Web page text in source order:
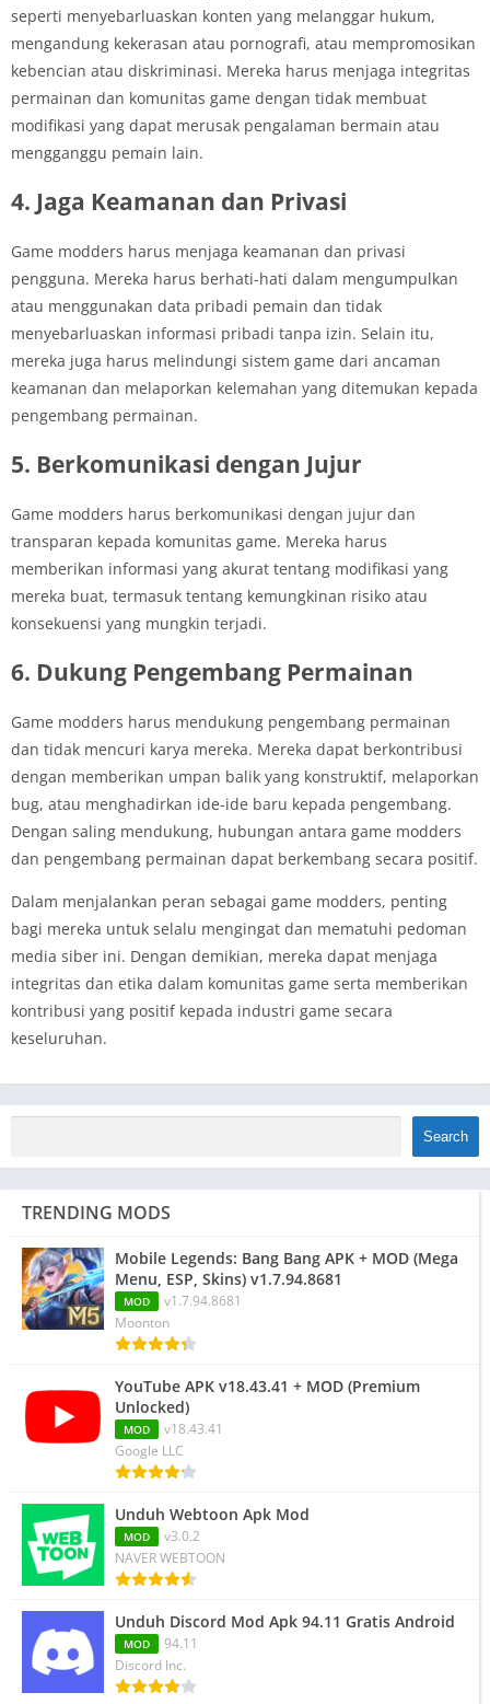
seperti menyebarluaskan konten yang melanggar hukum,
mengandung kekerasan atau pornografi, atau mempromosikan
kebencian atau diskriminasi. Mereka harus menjaga integritas
permainan dan komunitas game dengan tidak membuat
modifikasi yang dapat merusak pengalaman bermain atau
mengganggu pemain lain.
4. Jaga Keamanan dan Privasi
Game modders harus menjaga keamanan dan privasi
pengguna. Mereka harus berhati-hati dalam mengumpulkan
atau menggunakan data pribadi pemain dan tidak
menyebarluaskan informasi pribadi tanpa izin. Selain itu,
mereka juga harus melindungi sistem game dari ancaman
keamanan dan melaporkan kelemahan yang ditemukan kepada
pengembang permainan.
5. Berkomunikasi dengan Jujur
Game modders harus berkomunikasi dengan jujur dan
transparan kepada komunitas game. Mereka harus
memberikan informasi yang akurat tentang modifikasi yang
mereka buat, termasuk tentang kemungkinan risiko atau
konsekuensi yang mungkin terjadi.
6. Dukung Pengembang Permainan
Game modders harus mendukung pengembang permainan
dan tidak mencuri karya mereka. Mereka dapat berkontribusi
dengan memberikan umpan balik yang konstruktif, melaporkan
bug, atau menghadirkan ide-ide baru kepada pengembang.
Dengan saling mendukung, hubungan antara game modders
dan pengembang permainan dapat berkembang secara positif.
Dalam menjalankan peran sebagai game modders, penting
bagi mereka untuk selalu mengingat dan mematuhi pedoman
media siber ini. Dengan demikian, mereka dapat menjaga
integritas dan etika dalam komunitas game serta memberikan
kontribusi yang positif kepada industri game secara
keseluruhan.
Search
TRENDING MODS
Mobile Legends: Bang Bang APK + MOD (Mega
Menu, ESP, Skins) v1.7.94.8681
MOD
v1.7.94.8681
Moonton
YouTube APK v18.43.41 + MOD (Premium
Unlocked)
MOD
v18.43.41
Google LLC
Unduh Webtoon Apk Mod
MOD
v3.0.2
NAVER WEBTOON
Unduh Discord Mod Apk 94.11 Gratis Android
MOD
94.11
Discord Inc.